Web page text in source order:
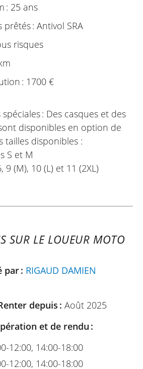
: 25 ans
: Antivol SRA
risques
: 1700 €
: Des casques et des
disponibles en option de
tailles disponibles :
S et M
9 (M), 10 (L) et 11 (2XL)
SUR LE LOUEUR MOTO
par : RIGAUD DAMIEN
depuis : Août 2025
et de rendu :
12:00, 14:00-18:00
12:00, 14:00-18:00